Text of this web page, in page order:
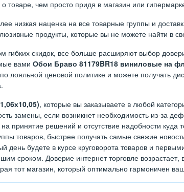
чем просто придя в магазин или
низкая наценка на все товарные группы и
продукты, которые вы не можете найти в
скидок, все больше расширяют выбор
вами Обои Браво 81179BR18 виниловые на
лояльной ценовой политике и можете получать
, которые вы заказываете в любой
замены, если возникнет необходимость из-за
принятие решений и отсутствие надобности куда
товаров, быстрее получать самые свежие
будете в курсе круговорота товаров и
сроком. Доверие интернет торговле
тот магазин, который оптимально гармоничен